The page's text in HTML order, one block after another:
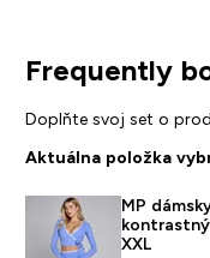
Frequently
Doplňte svoj set o
Aktuálna položka
MP
XXL